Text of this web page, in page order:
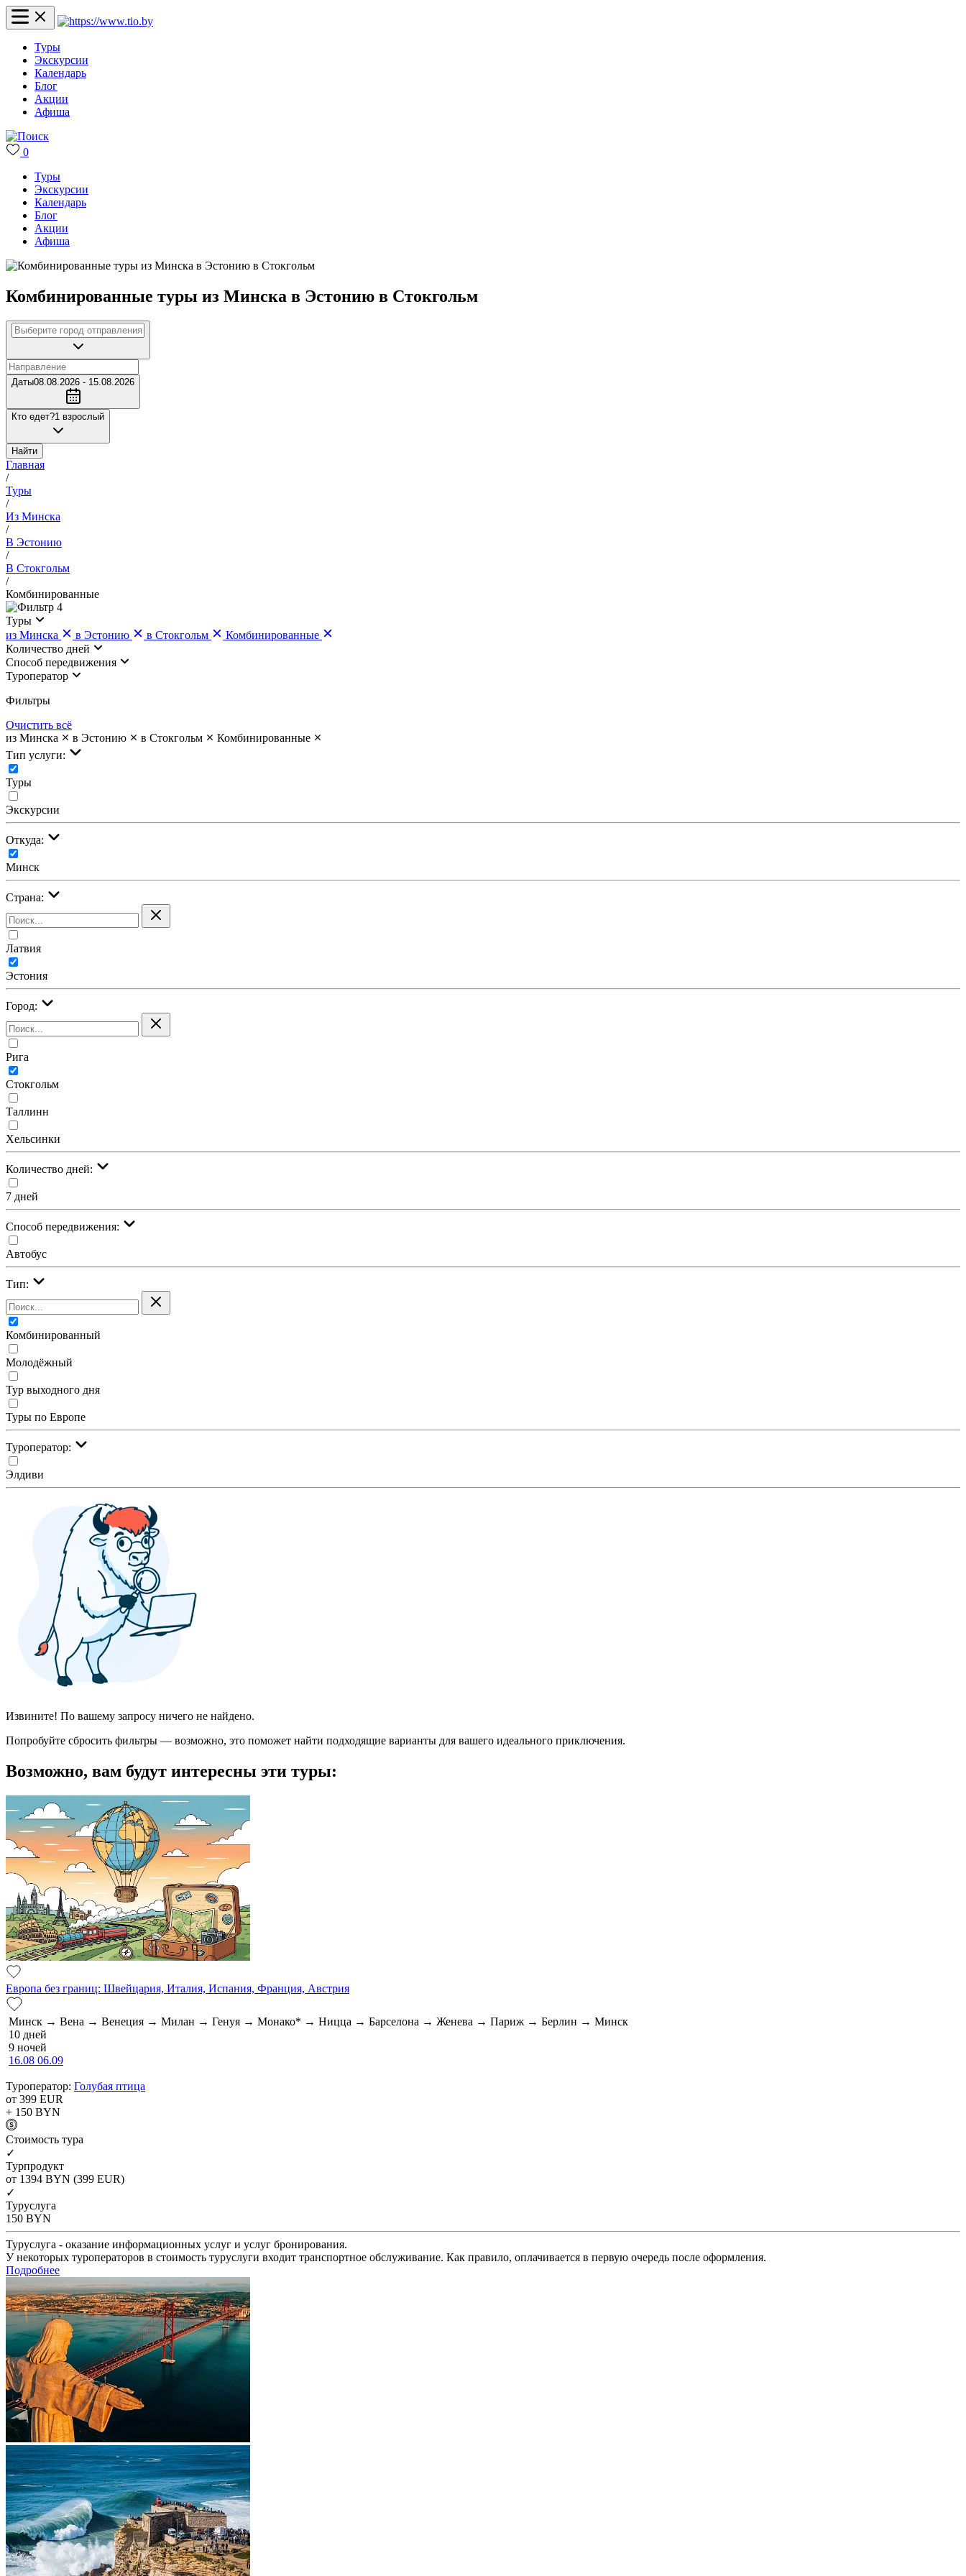
Туры
Экскурсии
Календарь
Блог
Акции
Афиша
0
Туры
Экскурсии
Календарь
Блог
Акции
Афиша
Комбинированные туры из Минска в Эстонию в Стокгольм
Даты08.08.2026 - 15.08.2026
Кто едет?1 взрослый
Найти
Главная
/
Туры
/
Из Минска
/
В Эстонию
/
В Стокгольм
/
Комбинированные
4
Туры
из Минска
в Эстонию в Стокгольм
Комбинированные
Количество дней
Cпособ передвижения
Туроператор
Фильтры
Очистить всё
из Минска
в Эстонию в Стокгольм
Комбинированные
Тип услуги:
Туры
Экскурсии
Откуда:
Минск
Страна:
Латвия
Эстония
Город:
Рига
Стокгольм
Таллинн
Хельсинки
Количество дней:
7 дней
Cпособ передвижения:
Автобус
Тип:
Комбинированный
Молодёжный
Тур выходного дня
Туры по Европе
Туроператор:
Элдиви
Извините! По вашему запросу ничего не найдено.
Попробуйте сбросить фильтры — возможно, это поможет найти подходящие варианты для вашего идеального приключения.
Возможно, вам будут интересны эти туры:
Европа без границ: Швейцария, Италия, Испания, Франция, Австрия
Минск → Вена → Венеция → Милан → Генуя → Монако* → Ницца → Барселона → Женева → Париж → Берлин → Минск
10 дней
9 ночей
16.08 06.09
Туроператор: Голубая птица
от 399 EUR
+ 150 BYN
Cтоимость тура
✓
Турпродукт
от 1394 BYN (399 EUR)
✓
Туруслуга
150 BYN
Туруслуга - оказание информационных услуг и услуг бронирования.
У некоторых туроператоров в стоимость туруслуги входит транспортное обслуживание. Как правило, оплачивается в первую очередь после оформления.
Подробнее